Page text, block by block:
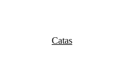
Catas